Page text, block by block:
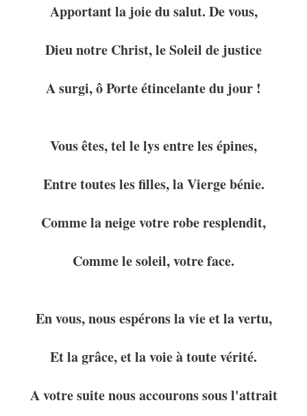
Apportant la joie du salut. De vous,
Dieu notre Christ, le Soleil de justice
A surgi, ô Porte étincelante du jour !
Vous êtes, tel le lys entre les épines,
Entre toutes les filles, la Vierge bénie.
Comme la neige votre robe resplendit,
Comme le soleil, votre face.
En vous, nous espérons la vie et la vertu,
Et la grâce, et la voie à toute vérité.
A votre suite nous accourons sous l'attrait